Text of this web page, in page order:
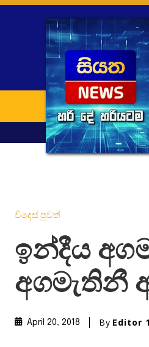
විදෙස් පුවත්
ඉන්දීය
අගමැතිනී
April 20, 2018 By Editor 1